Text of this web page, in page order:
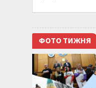
ФОТО ТИЖНЯ